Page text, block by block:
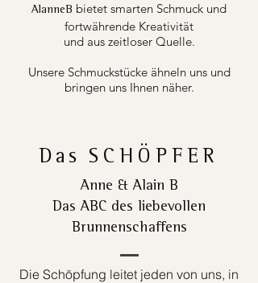
AlanneB bietet smarten Schmuck und
fortwährende Kreativität
und aus zeitloser Quelle.
Unsere Schmuckstücke ähneln uns und
bringen uns Ihnen näher.
Das SCHÖPFER
Anne & Alain B
Das ABC des liebevollen
Brunnenschaffens
Die Schöpfung leitet jeden von uns, in